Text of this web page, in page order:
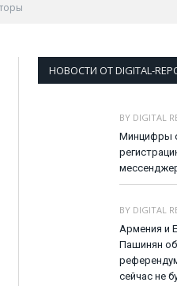
НОВОСТИ ОТ DIGITAL-
BY DIGITAL
Минцифры
BY DIGITAL
Армения и
Пашинян
сейчас не